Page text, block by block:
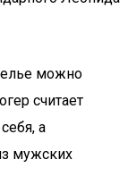
можно
считает
а
мужских